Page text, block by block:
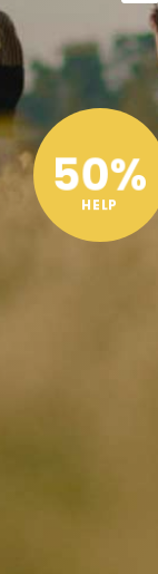
HELP